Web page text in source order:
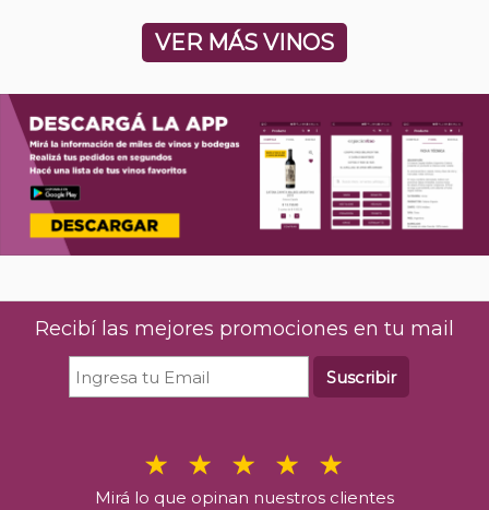
VER MÁS VINOS
Recibí las mejores promociones en tu mail
Suscribir
Mirá lo que opinan nuestros clientes